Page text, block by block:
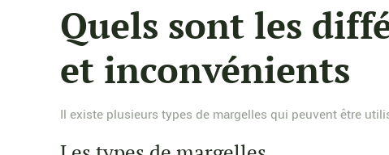
Quels sont les
et inconvénients
Il existe plusieurs types de margelles qui peuvent être